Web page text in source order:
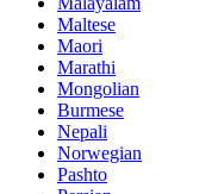
Maltese
Maori
Marathi
Mongolian
Burmese
Nepali
Norwegian
Pashto